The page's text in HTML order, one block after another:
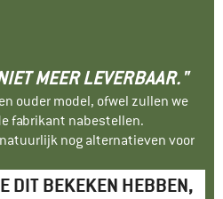
MEER LEVERBAAR."
ouder model, ofwel zullen we
fabrikant nabestellen.
nog alternatieven voor
DIT BEKEKEN HEBBEN,